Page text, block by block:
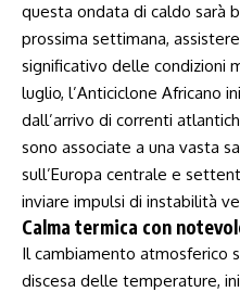
questa ondata di caldo‌ sarà
prossima settimana,
⁤significativo delle condizioni
luglio, l’Anticiclone ‍Africano
dall’arrivo di correnti
sono associate a una vasta
sull’Europa centrale e
inviare impulsi di‍ instabilità
Calma termica con
Il ⁢cambiamento atmosferico
discesa delle temperature,